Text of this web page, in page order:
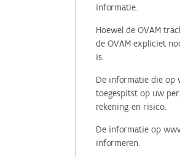
informatie.
Hoewel de OVAM
de OVAM expliciet
is.
De informatie die op
toegespitst op uw
rekening en risico.
De informatie op
informeren.